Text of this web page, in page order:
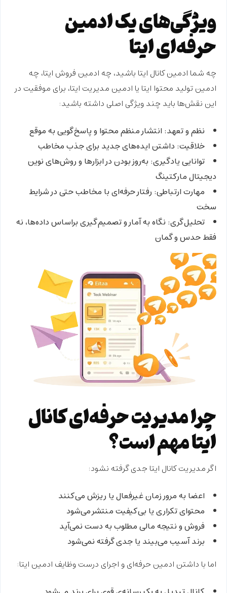
ویژگی‌های یک ادمین
حرفه‌ای ایتا
چه شما ادمین کانال ایتا باشید، چه ادمین فروش ایتا، چه
ادمین تولید محتوا ایتا یا ادمین مدیریت ایتا، برای موفقیت در
این نقش‌ها باید چند ویژگی اصلی داشته باشید:
نظم و تعهد: انتشار منظم محتوا و پاسخ‌گویی به موقع
خلاقیت: داشتن ایده‌های جدید برای جذب مخاطب
توانایی یادگیری: به‌روز بودن در ابزارها و روش‌های نوین
دیجیتال مارکتینگ
مهارت ارتباطی: رفتار حرفه‌ای با مخاطب حتی در شرایط
سخت
تحلیل‌گری: نگاه به آمار و تصمیم‌گیری براساس داده‌ها، نه
فقط حدس و گمان
چرا مدیریت حرفه‌ای کانال
ایتا مهم است؟
اگر مدیریت کانال ایتا جدی گرفته نشود:
اعضا به مرور زمان غیرفعال یا ریزش می‌کنند
محتوای تکراری یا بی‌کیفیت منتشر می‌شود
فروش و نتیجه مالی مطلوب به دست نمی‌آید
برند آسیب می‌بیند یا جدی گرفته نمی‌شود
اما با داشتن ادمین حرفه‌ایو اجرای درستوظایف ادمین ایتا: